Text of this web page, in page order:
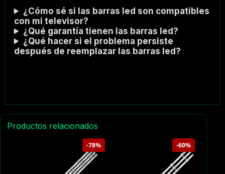
¿Cómo sé si las barras led son compatibles
con mi televisor?
¿Qué garantía tienen las barras led?
¿Qué hacer si el problema persiste
después de reemplazar las barras led?
Productos relacionados
-78% -60%